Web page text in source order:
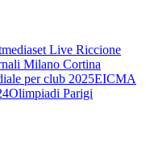
Live Riccione
Milano Cortina
per club 2025EICMA
Olimpiadi Parigi